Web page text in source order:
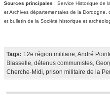
Sources principales : Service Historique de
et Archives départementales de la
et bulletin de la Société historique et
Tags: 12e région militaire,André
Blasselle, détenus communistes,
Cherche-Midi, prison militaire de la